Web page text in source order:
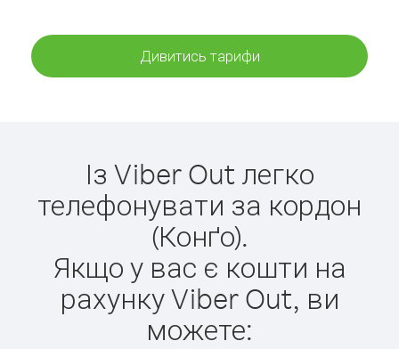
Дивитись тарифи
Із Viber Out легко
телефонувати за кордон
(Конґо).
Якщо у вас є кошти на
рахунку Viber Out, ви
можете: